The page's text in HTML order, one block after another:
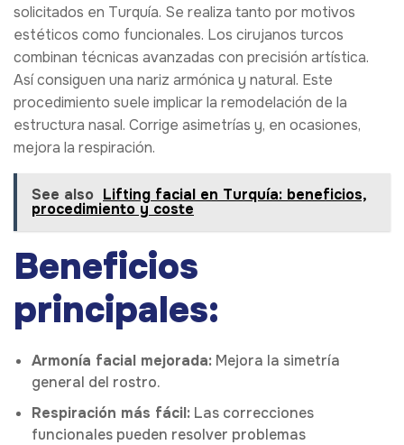
solicitados en Turquía. Se realiza tanto por motivos
estéticos como funcionales. Los cirujanos turcos
combinan técnicas avanzadas con precisión artística.
Así consiguen una nariz armónica y natural. Este
procedimiento suele implicar la remodelación de la
estructura nasal. Corrige asimetrías y, en ocasiones,
mejora la respiración.
See also Lifting facial en Turquía: beneficios,
procedimiento y coste
Beneficios
principales:
Armonía facial mejorada: Mejora la simetría
general del rostro.
Respiración más fácil: Las correcciones
funcionales pueden resolver problemas